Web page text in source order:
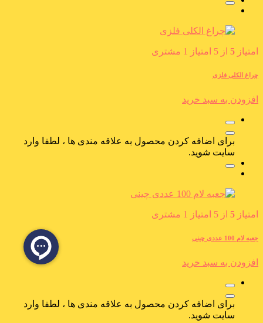
امتیاز 5 از 5 امتیاز 1 مشتری
چراغ الکلی فلزی
افزودن به سبد خرید
برای اضافه کردن محصول به علاقه مندی ها ، لطفا وارد
سایت شوید.
امتیاز 5 از 5 امتیاز 1 مشتری
جعبه لام 100 عددی چینی
افزودن به سبد خرید
برای اضافه کردن محصول به علاقه مندی ها ، لطفا وارد
سایت شوید.